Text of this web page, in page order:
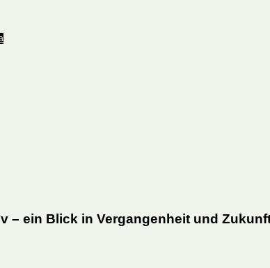
– ein Blick in Vergangenheit und